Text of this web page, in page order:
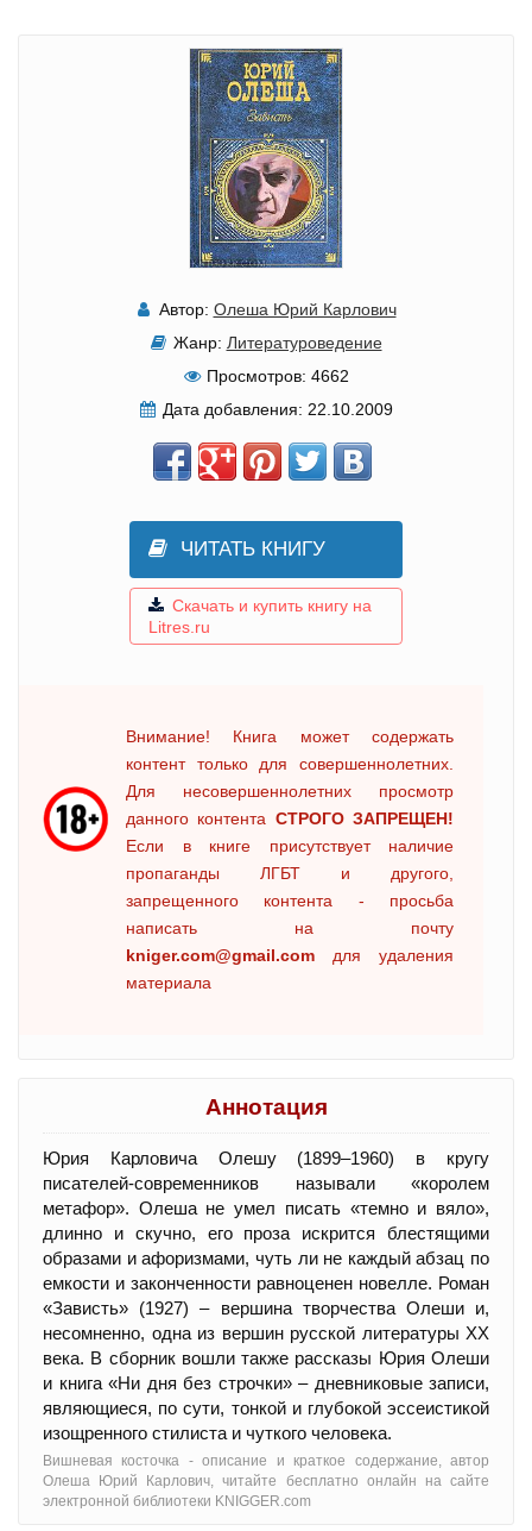
Автор: Олеша Юрий Карлович
Жанр: Литературоведение
Просмотров: 4662
Дата добавления: 22.10.2009
ЧИТАТЬ КНИГУ
Скачать и купить книгу на
Litres.ru
Внимание! Книга может содержать
контент только для совершеннолетних.
Для несовершеннолетних просмотр
данного контента СТРОГО ЗАПРЕЩЕН!
Если в книге присутствует наличие
пропаганды ЛГБТ и другого,
запрещенного контента - просьба
написать на почту
kniger.com@gmail.com для удаления
материала
Аннотация
Юрия Карловича Олешу (1899–1960) в кругу
писателей-современников называли «королем
метафор». Олеша не умел писать «темно и вяло»,
длинно и скучно, его проза искрится блестящими
образами и афоризмами, чуть ли не каждый абзац по
емкости и законченности равноценен новелле. Роман
«Зависть» (1927) – вершина творчества Олеши и,
несомненно, одна из вершин русской литературы XX
века. В сборник вошли также рассказы Юрия Олеши
и книга «Ни дня без строчки» – дневниковые записи,
являющиеся, по сути, тонкой и глубокой эссеистикой
изощренного стилиста и чуткого человека.
Вишневая косточка - oписание и краткое содержание, автор
Олеша Юрий Карлович, читайте бесплатно онлайн на сайте
электронной библиотеки KNIGGER.com